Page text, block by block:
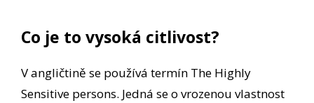
Co je to vysoká citlivost?
V angličtině se používá termín The Highly
Sensitive persons. Jedná se o vrozenou vlastnost